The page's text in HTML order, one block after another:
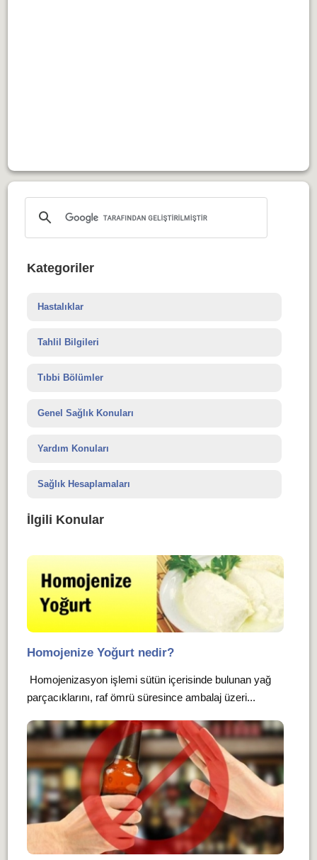
Kategoriler
Hastalıklar
Tahlil Bilgileri
Tıbbi Bölümler
Genel Sağlık Konuları
Yardım Konuları
Sağlık Hesaplamaları
İlgili Konular
Homojenize Yoğurt nedir?
Homojenizasyon işlemi sütün içerisinde bulunan yağ
parçacıklarını, raf ömrü süresince ambalaj üzeri...